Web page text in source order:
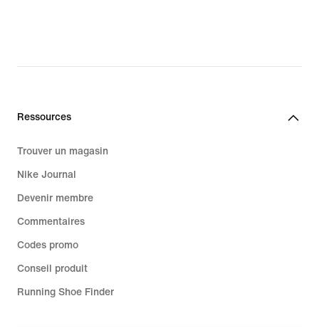
105.00 CHF
Ressources
Trouver un magasin
Nike Journal
Devenir membre
Commentaires
Codes promo
Conseil produit
Running Shoe Finder